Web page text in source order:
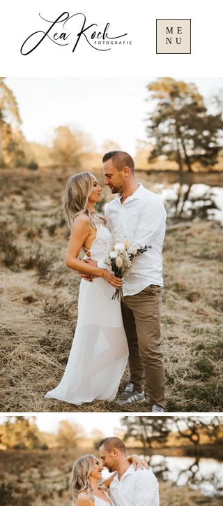
ME
NU